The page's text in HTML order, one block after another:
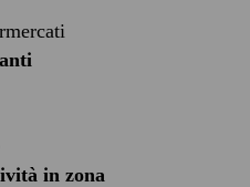
in zona